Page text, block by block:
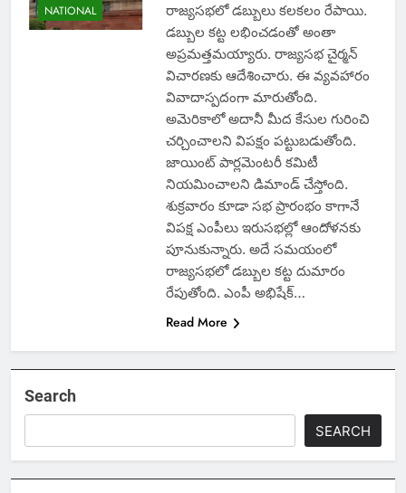
NATIONAL
రాజ్యసభలో డబ్బులు కలకలం రేపాయి.
డబ్బుల కట్ట లభించడంతో అంతా
అప్రమత్తమయ్యారు. రాజ్యసభ చైర్మన్
విచారణకు ఆదేశించారు. ఈ వ్యవహారం
వివాదాస్పదంగా మారుతోంది.
అమెరికాలో అదానీ మీద కేసుల గురించి
చర్చించాలని విపక్షం పట్టుబడుతోంది.
జాయింట్ పార్లమెంటరీ కమిటీ
నియమించాలని డిమాండ్ చేస్తోంది.
శుక్రవారం కూడా సభ ప్రారంభం కాగానే
విపక్ష ఎంపీలు ఇరుసభల్లో ఆందోళనకు
పూనుకున్నారు. అదే సమయంలో
రాజ్యసభలో డబ్బుల కట్ట దుమారం
రేపుతోంది. ఎంపీ అభిషేక్‌…
Read More
Search
SEARCH